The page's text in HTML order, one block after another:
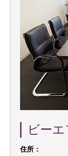
ビー
住所：